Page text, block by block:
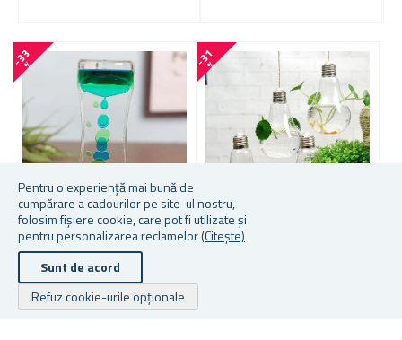
Pentru o experiență mai bună de
cumpărare a cadourilor pe site-ul nostru,
folosim fișiere cookie, care pot fi utilizate și
pentru personalizarea reclamelor(Citește)
Sunt de acord
Refuz cookie-urile opționale
-
3
3
%
CLEPSIDRĂ CU GEL
-
3
1
%
HANG LUMÂNARE PENTRU